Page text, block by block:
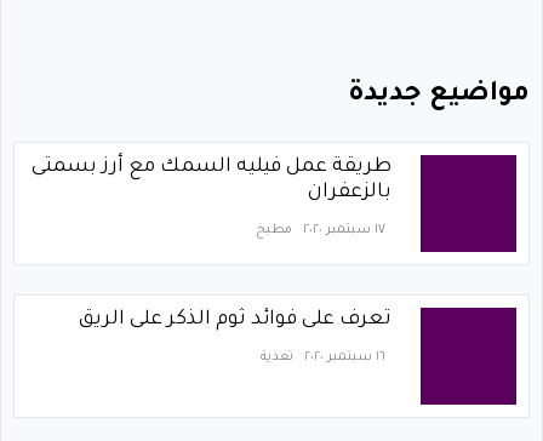
مواضيع جديدة
طريقة عمل فيليه السمك مع أرز بسمتى
بالزعفران
١٧ سبتمبر ٢٠٢٠ مطبخ
تعرف على فوائد ثوم الذكر على الريق
١٦ سبتمبر ٢٠٢٠ تغذية